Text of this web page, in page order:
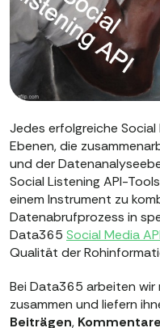
Jedes erfolgreiche
Ebenen, die
und der
Social Listening API-
einem Instrument zu
Datenabrufprozess in
Data365 Social Media API
Qualität der
Bei Data365 arbeiten
zusammen und liefern
Beiträgen,